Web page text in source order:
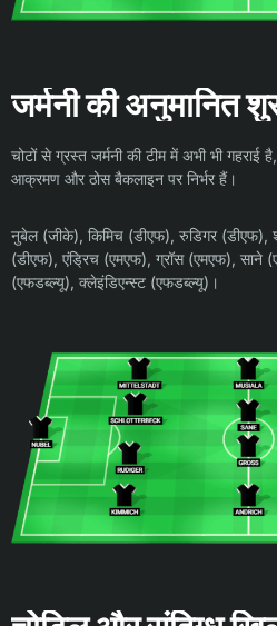
जर्मनी की अनुमानित
चोटों से ग्रस्त जर्मनी की टीम में अभी भी गहराई
आक्रमण और ठोस बैकलाइन पर निर्भर हैं।
नुबेल (जीके), किमिच (डीएफ), रुडिगर (डीएफ),
(डीएफ), एंड्रिच (एमएफ), ग्रॉस (एमएफ), साने
(एफडब्ल्यू), क्लेइंडिएन्स्ट (एफडब्ल्यू)।